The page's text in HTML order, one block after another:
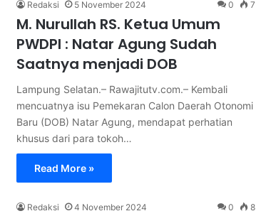
Redaksi 5 November 2024 0 7
M. Nurullah RS. Ketua Umum
PWDPI : Natar Agung Sudah
Saatnya menjadi DOB
Lampung Selatan.– Rawajitutv.com.– Kembali
mencuatnya isu Pemekaran Calon Daerah Otonomi
Baru (DOB) Natar Agung, mendapat perhatian
khusus dari para tokoh…
Read More »
Redaksi 4 November 2024 0 8